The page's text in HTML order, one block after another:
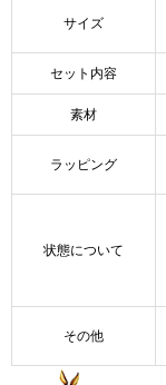
サイズ
セット内容
素材
ラッピング
状態について
その他